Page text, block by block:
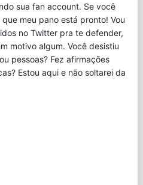
sua fan account. Se você
meu pano está pronto! Vou
no Twitter pra te defender,
motivo algum. Você desistiu
pessoas? Fez afirmações
Estou aqui e não soltarei da